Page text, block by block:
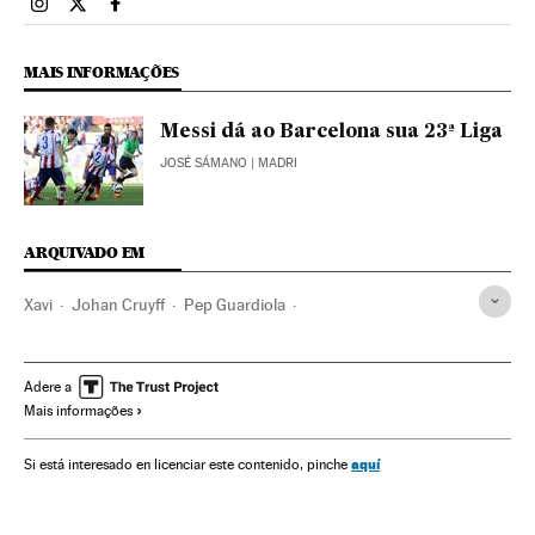
Esportes El País Brasil en Instagram
Esportes El País Brasil en Twitter
Esportes El País Brasil en Facebook
MAIS INFORMAÇÕES
Messi dá ao Barcelona sua 23ª Liga
JOSÉ SÁMANO | MADRI
ARQUIVADO EM
Xavi Johan Cruyff Pep Guardiola
Primeira divisão Liga futebol
Times esportes
Adere a
Mais informações
Si está interesado en licenciar este contenido, pinche aquí